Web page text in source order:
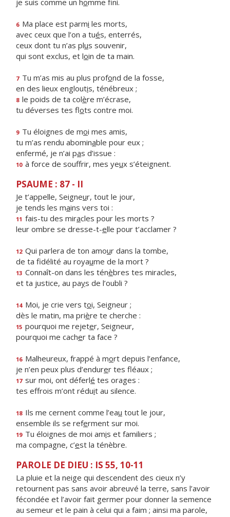
je suis comme un homme fini.
6 Ma place est parmi les morts,
avec ceux que l’on a tués, enterrés,
ceux dont tu n’as plus souvenir,
qui sont exclus, et loin de ta main.
7 Tu m’as mis au plus profond de la fosse,
en des lieux engloutis, ténébreux ;
8 le poids de ta colère m’écrase,
tu déverses tes flots contre moi.
9 Tu éloignes de moi mes amis,
tu m’as rendu abominable pour eux ;
enfermé, je n’ai pas d’issue :
10 à force de souffrir, mes yeux s’éteignent.
PSAUME : 87 - II
Je t’appelle, Seigneur, tout le jour,
je tends les mains vers toi :
11 fais-tu des miracles pour les morts ?
leur ombre se dresse-t-elle pour t’acclamer ?
12 Qui parlera de ton amour dans la tombe,
de ta fidélité au royaume de la mort ?
13 Connaît-on dans les ténèbres tes miracles,
et ta justice, au pays de l’oubli ?
14 Moi, je crie vers toi, Seigneur ;
dès le matin, ma prière te cherche :
15 pourquoi me rejeter, Seigneur,
pourquoi me cacher ta face ?
16 Malheureux, frappé à mort depuis l’enfance,
je n’en peux plus d’endurer tes fléaux ;
17 sur moi, ont déferlé tes orages :
tes effrois m’ont réduit au silence.
18 Ils me cernent comme l’eau tout le jour,
ensemble ils se referment sur moi.
19 Tu éloignes de moi amis et familiers ;
ma compagne, c’est la ténèbre.
PAROLE DE DIEU : IS 55, 10-11
La pluie et la neige qui descendent des cieux n’y
retournent pas sans avoir abreuvé la terre, sans l’avoir
fécondée et l’avoir fait germer pour donner la semence
au semeur et le pain à celui qui a faim ; ainsi ma parole,